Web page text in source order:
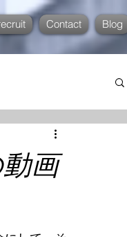
Contact Blog
画